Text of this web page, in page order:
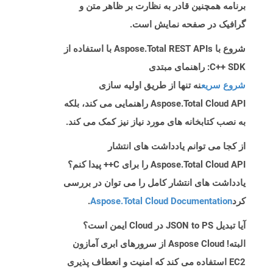
برنامه همچنین قادر به نظارت بر ظاهر متن و
گرافیک در صفحه نمایش است.
شروع با Aspose.Total REST APIs با استفاده از
C++ SDK: راهنمای مبتدی
شروع سریعنه تنها از طریق اولیه سازی
Aspose.Total Cloud API راهنمایی می کند، بلکه
به نصب کتابخانه های مورد نیاز نیز کمک می کند.
از کجا می توانم یادداشت های انتشار
Aspose.Total Cloud API را برای C++ پیدا کنم؟
یادداشت های انتشار کامل را می توان در بررسی
کردAspose.Total Cloud Documentation
.
آیا تبدیل JSON to PS در Cloud ایمن است؟
البته! Aspose Cloud از سرورهای ابری آمازون
EC2 استفاده می کند که امنیت و انعطاف پذیری